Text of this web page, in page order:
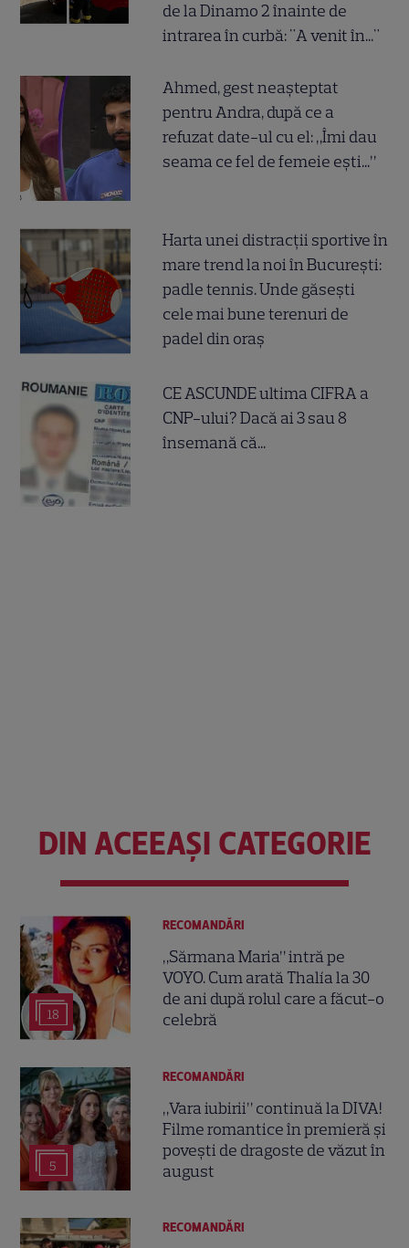
de la Dinamo 2 înainte de
intrarea în curbă: "A venit în..."
Ahmed, gest neașteptat
pentru Andra, după ce a
refuzat date-ul cu el: „Îmi dau
seama ce fel de femeie ești...”
Harta unei distracții sportive în
mare trend la noi în București:
padle tennis. Unde găsești
cele mai bune terenuri de
padel din oraș
CE ASCUNDE ultima CIFRA a
CNP-ului? Dacă ai 3 sau 8
însemană că...
DIN ACEEAȘI CATEGORIE
18
RECOMANDĂRI
„Sărmana Maria” intră pe
VOYO. Cum arată Thalía la 30
de ani după rolul care a făcut-o
celebră
5
RECOMANDĂRI
„Vara iubirii” continuă la DIVA!
Filme romantice în premieră și
povești de dragoste de văzut în
august
RECOMANDĂRI